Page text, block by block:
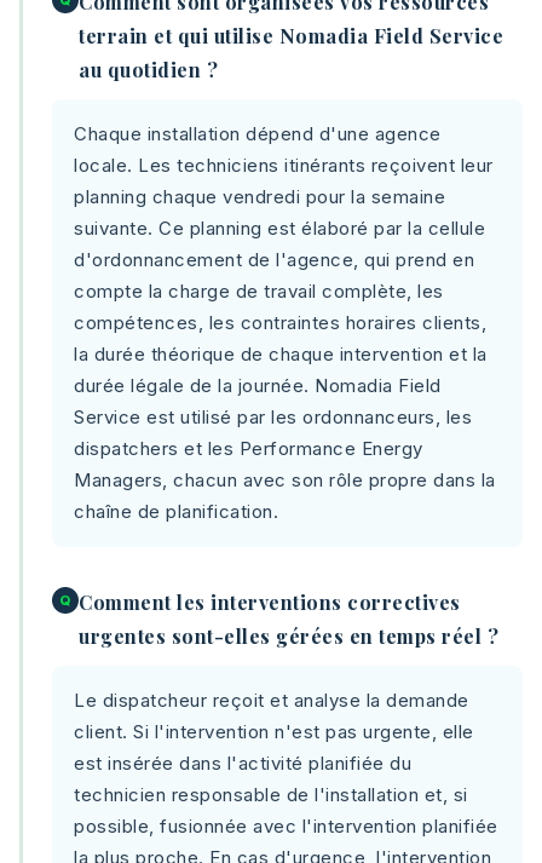
terrain et qui utilise Nomadia Field Service
au quotidien ?
Chaque installation dépend d'une agence
locale. Les techniciens itinérants reçoivent leur
planning chaque vendredi pour la semaine
suivante. Ce planning est élaboré par la cellule
d'ordonnancement de l'agence, qui prend en
compte la charge de travail complète, les
compétences, les contraintes horaires clients,
la durée théorique de chaque intervention et la
durée légale de la journée. Nomadia Field
Service est utilisé par les ordonnanceurs, les
dispatchers et les Performance Energy
Managers, chacun avec son rôle propre dans la
chaîne de planification.
Q Comment les interventions correctives
urgentes sont-elles gérées en temps réel ?
Le dispatcheur reçoit et analyse la demande
client. Si l'intervention n'est pas urgente, elle
est insérée dans l'activité planifiée du
technicien responsable de l'installation et, si
possible, fusionnée avec l'intervention planifiée
la plus proche. En cas d'urgence, l'intervention